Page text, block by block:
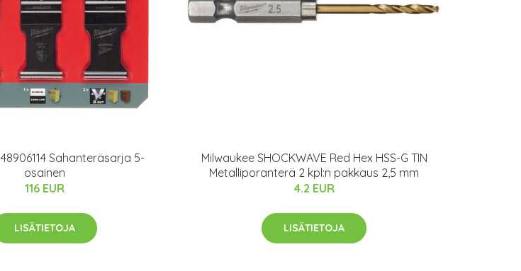
Sahanteräsarja 5-
osainen
116 EUR
LISÄTIETOJA
Milwaukee SHOCKWAVE Red Hex HSS-G TIN
Metalliporanterä 2 kpl:n pakkaus 2,5 mm
4.2 EUR
LISÄTIETOJA